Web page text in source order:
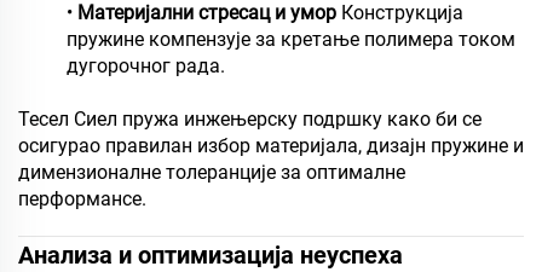
• Материјални стресац и умор Конструкција
пружине компензује за кретање полимера током
дугорочног рада.
Тесел Сиел пружа инжењерску подршку како би се
осигурао правилан избор материјала, дизајн пружине и
димензионалне толеранције за оптималне
перформансе.
Анализа и оптимизација неуспеха